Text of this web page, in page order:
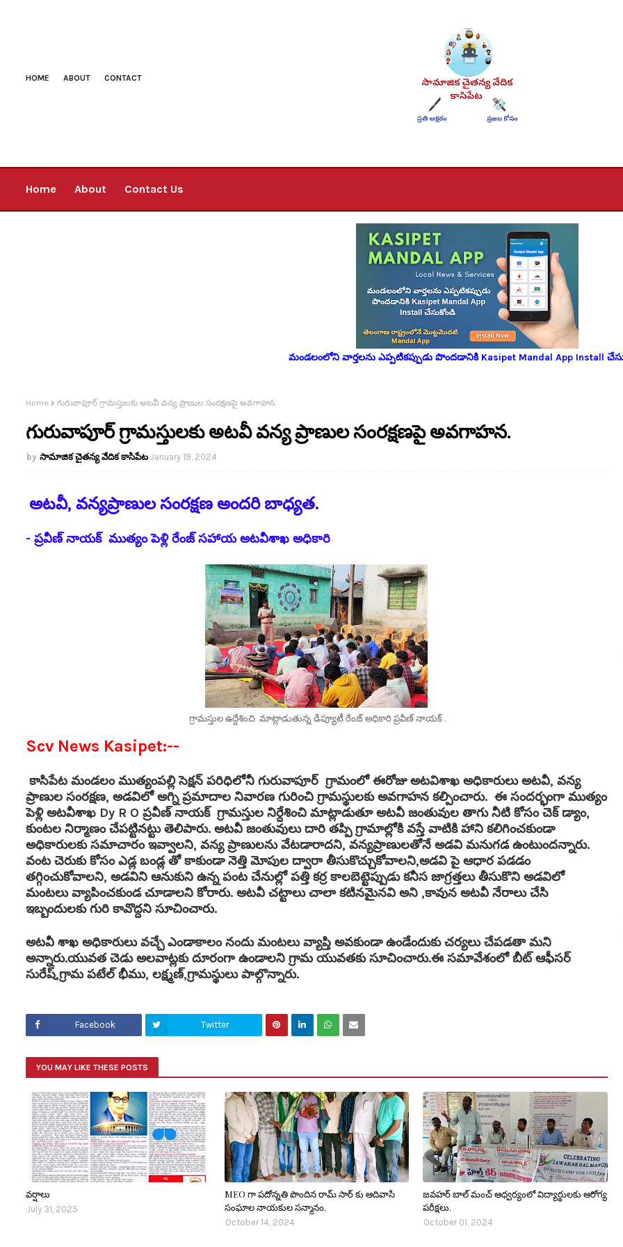
HOME ABOUT CONTACT
Home About Contact Us
మండలంలోని వార్తలను ఎప్పటికప్పుడు పొందడానికి Kasipet Mandal App Install
Home గురువాపూర్ గ్రామస్తులకు అటవీ వన్య ప్రాణుల సంరక్షణపై అవగాహన.
గురువాపూర్ గ్రామస్తులకు అటవీ వన్య ప్రాణుల సంరక్షణపై అవగాహన.
సామాజిక చైతన్య వేదిక కాసిపేట January 19, 2024
అటవీ, వన్యప్రాణుల సంరక్షణ అందరి బాధ్యత.
- ప్రవీణ్ నాయక్ ముత్యం పెళ్లి రేంజ్ సహాయ అటవీశాఖ అధికారి
గ్రామస్తుల ఉద్దేశించి మాట్లాడుతున్న డిప్యూటీ రేంజ్ అధికారి ప్రవీణ్ నాయక్ .
Scv News Kasipet:--
కాసిపేట మండలం ముత్యంపల్లి సెక్షన్ పరిధిలోనీ గురువాపూర్ గ్రామంలో ఈరోజు అటవిశాఖ అధికారులు అటవీ, వన్య
ప్రాణుల సంరక్షణ, అడవిలో అగ్ని ప్రమాదాల నివారణ గురించి గ్రామస్థులకు అవగాహన కల్పించారు. ఈ సందర్భంగా ముత్యం
పెళ్లి అటవీశాఖ Dy R O ప్రవీణ్ నాయక్ గ్రామస్తుల నిర్దేశించి మాట్లాడుతూ అటవీ జంతువుల తాగు నీటి కోసం చెక్ డ్యాం,
కుంటల నిర్మాణం చేపట్టినట్టు తెలిపారు. అటవీ జంతువులు దారి తప్పి గ్రామాల్లోకి వస్తే వాటికి హాని కలిగించకుండా
అధికారులకు సమాచారం ఇవ్వాలని, వన్య ప్రాణులను వేటడారాదని, వన్యప్రాణులతోనే అడవి మనుగడ ఉంటుందన్నారు.
వంట చెరుకు కోసం ఎడ్ల బండ్ల తో కాకుండా నెత్తి మోపుల ద్వారా తీసుకొచ్చుకోవాలని,అడవి పై ఆధార పడడం
తగ్గించుకోవాలని, అడవిని ఆనుకుని ఉన్న పంట చేనుల్లో పత్తి కర్ర కాలబెట్టెప్పుడు కనీస జాగ్రత్తలు తీసుకొని అడవిలో
మంటలు వ్యాపించకుండ చూడాలని కోరారు. అటవీ చట్టాలు చాలా కటినమైనవి అని ,కావున అటవీ నేరాలు చేసి
ఇబ్బందులకు గురి కావొద్దని సూచించారు.
అటవీ శాఖ అధికారులు వచ్చే ఎండాకాలం నందు మంటలు వ్యాప్తి అవకుండా ఉండేందుకు చర్యలు చేపడతా మని
అన్నారు.యువత చెడు అలవాట్లకు దూరంగా ఉండాలని గ్రామ యువతకు సూచించారు.ఈ సమావేశంలో బీట్ ఆఫీసర్
సురేష్,గ్రామ పటేల్ భీము, లక్ష్మణ్,గ్రామస్థులు పాల్గొన్నారు.
Facebook Twitter
YOU MAY LIKE THESE POSTS
వర్షాలు
July 31, 2025
MEO గా పదోన్నతి పొందిన రామ్ సార్ కు ఆదివాసి
సంఘాల నాయకుల సన్మానం.
October 14, 2024
జవహర్ బాల్ మంచ్ ఆధ్వర్యంలో విద్యార్థులకు ఆరోగ్య
పరీక్షలు.
October 01, 2024